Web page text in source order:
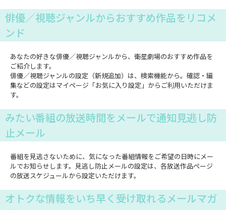
俳優／視聴ジャンルからおすすめ作品をリコメ
ンド
あなたの好きな俳優／視聴ジャンルから、衛星劇場のおすすめ作品を
ご紹介します。
俳優／視聴ジャンルの設定（新規追加）は、検索機能から。確認・編
集などの設定はマイページ「お気に入り設定」からご利用いただけま
す。
みたい番組の放送時間をメールで通知見逃し防
止メール
番組を見逃さないために、気になった番組情報をご希望の日時にメー
ルでお知らせします。見逃し防止メールの設定は、各放送作品ページ
の放送スケジュールから設定いただけます。
オトクな情報をいち早く受け取れるメールマガ